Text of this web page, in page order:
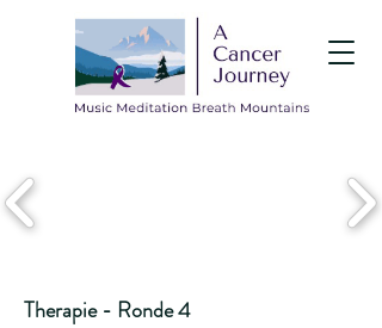
Therapie - Ronde 4